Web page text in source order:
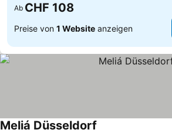
Ab CHF 108
Preise von 1 Website anzeigen
Meliá Düsseldorf